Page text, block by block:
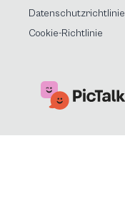
Datenschutzrichtlinie
Cookie-Richtlinie